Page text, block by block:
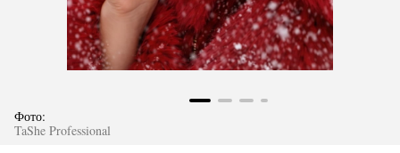
Фото:
TaShe Professional